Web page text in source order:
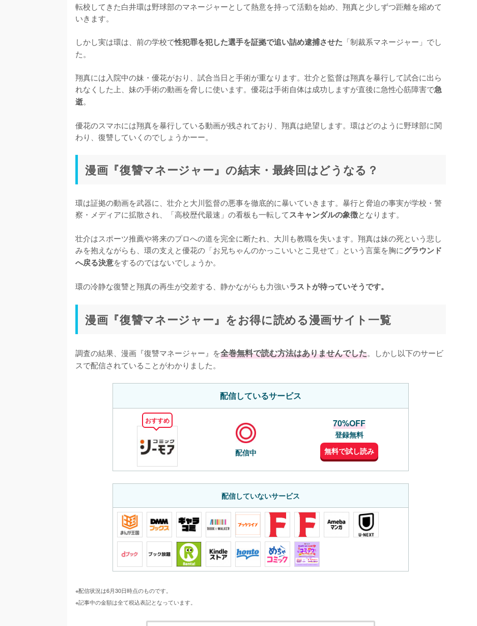
転校してきた白井環は野球部のマネージャーとして熱意を持って活動を始め、翔真と少しずつ距離を縮めて
いきます。
しかし実は環は、前の学校で性犯罪を犯した選手を証拠で追い詰め逮捕させた 「制裁系マネージャー」でし
た。
翔真には入院中の妹・優花がおり、試合当日と手術が重なります。壮介と監督は翔真を暴行して試合に出ら
れなくした上、妹の手術の動画を脅しに使います。優花は手術自体は成功しますが直後に急性心筋障害で急
逝。
優花のスマホには翔真を暴行している動画が残されており、翔真は絶望します。環はどのように野球部に関
わり、復讐していくのでしょうかーー。
漫画『復讐マネージャー』の結末・最終回はどうなる？
環は証拠の動画を武器に、壮介と大川監督の悪事を徹底的に暴いていきます。暴行と脅迫の事実が学校・警
察・メディアに拡散され、「高校歴代最速」の看板も一転してスキャンダルの象徴となります。
壮介はスポーツ推薦や将来のプロへの道を完全に断たれ、大川も教職を失います。翔真は妹の死という悲し
みを抱えながらも、環の支えと優花の「お兄ちゃんのかっこいいとこ見せて」という言葉を胸にグラウンド
へ戻る決意をするのではないでしょうか。
環の冷静な復讐と翔真の再生が交差する、静かながらも力強いラストが待っていそうです。
漫画『復讐マネージャー』をお得に読める漫画サイト一覧
調査の結果、漫画『復讐マネージャー』を全巻無料で読む方法はありませんでした。しかし以下のサービ
スで配信されていることがわかりました。
配信しているサービス
おすすめ
配信中
70%OFF
登録無料
無料で試し読み
配信していないサービス
※配信状況は6月30日時点のものです。
※記事中の金額は全て税込表記となっています。